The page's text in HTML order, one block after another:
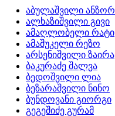
აბულაშვილი ანზორ
ალხაზიშვილი გივი
ამაღლობელი რატი
ამაშუკელი რეზო
არსენიშვილი ზაირა
ბაკურაძე შალვა
ბედოშვილი ლია
ბეზარაშვილი ნინო
ბუნდოვანი გიორგი
გეგეშიძე გურამ